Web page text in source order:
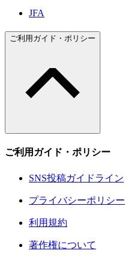
JFA
ご利用ガイド・ポリシー
ご利用ガイド・ポリシー
SNS投稿ガイドライン
プライバシーポリシー
利用規約
著作権について